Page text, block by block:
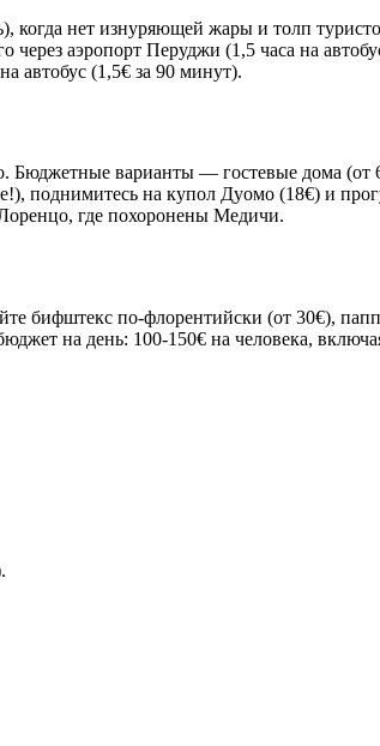
нет изнуряющей жары и толп
аэропорт Перуджи (1,5 часа на
автобус (1,5€ за 90 минут).
варианты — гостевые дома (от
поднимитесь на купол Дуомо (18€) и
где похоронены Медичи.
бифштекс по-флорентийски (от 30€),
на день: 100-150€ на человека,